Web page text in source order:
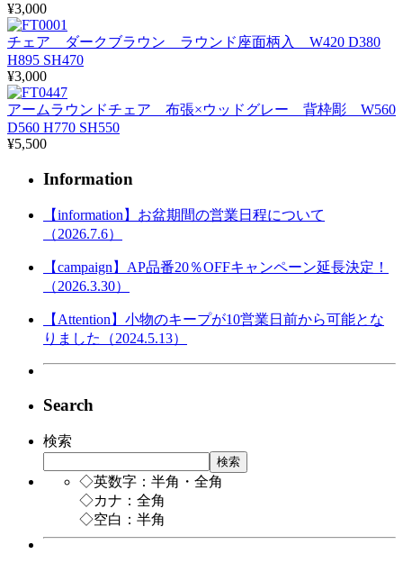
¥3,000
チェア ダークブラウン ラウンド座面柄入 W420 D380
H895 SH470
¥3,000
アームラウンドチェア 布張×ウッドグレー 背枠彫 W560
D560 H770 SH550
¥5,500
Information
【information】お盆期間の営業日程について
（2026.7.6）
【campaign】AP品番20％OFFキャンペーン延長決定！
（2026.3.30）
【Attention】小物のキープが10営業日前から可能とな
りました（2024.5.13）
Search
検索
検索
◇英数字：半角・全角
◇カナ：全角
◇空白：半角